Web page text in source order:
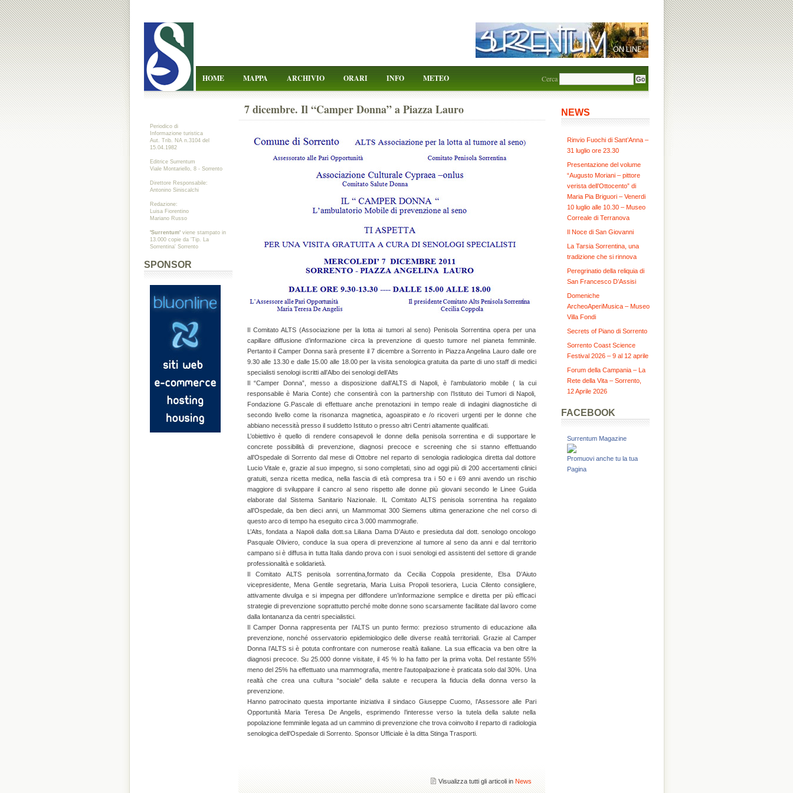
HOME MAPPA ARCHIVIO ORARI INFO METEO Cerca
Periodico di
Informazione turistica
Aut. Trib. NA n.3104 del
15.04.1982
Editrice Surrentum
Viale Montariello, 8 - Sorrento
Direttore Responsabile:
Antonino Siniscalchi
Redazione:
Luisa Fiorentino
Mariano Russo
'Surrentum'viene stampato in
13.000 copie da 'Tip. La
Sorrentina' Sorrento
SPONSOR
7 dicembre. Il “Camper Donna” a Piazza Lauro
Il Comitato ALTS (Associazione per la lotta ai tumori al seno) Penisola Sorrentina opera per una
capillare diffusione d’informazione circa la prevenzione di questo tumore nel pianeta femminile.
Pertanto il Camper Donna sarà presente il 7 dicembre a Sorrento in Piazza Angelina Lauro dalle ore
9.30 alle 13.30 e dalle 15.00 alle 18.00 per la visita senologica gratuita da parte di uno staff di medici
specialisti senologi iscritti all’Albo dei senologi dell’Alts
Il “Camper Donna”, messo a disposizione dall’ALTS di Napoli, è l’ambulatorio mobile ( la cui
responsabile è Maria Conte) che consentirà con la partnership con l’Istituto dei Tumori di Napoli,
Fondazione G.Pascale di effettuare anche prenotazioni in tempo reale di indagini diagnostiche di
secondo livello come la risonanza magnetica, agoaspirato e /o ricoveri urgenti per le donne che
abbiano necessità presso il suddetto Istituto o presso altri Centri altamente qualificati.
L’obiettivo è quello di rendere consapevoli le donne della penisola sorrentina e di supportare le
concrete possibilità di prevenzione, diagnosi precoce e screening che si stanno effettuando
all’Ospedale di Sorrento dal mese di Ottobre nel reparto di senologia radiologica diretta dal dottore
Lucio Vitale e, grazie al suo impegno, si sono completati, sino ad oggi più di 200 accertamenti clinici
gratuiti, senza ricetta medica, nella fascia di età compresa tra i 50 e i 69 anni avendo un rischio
maggiore di sviluppare il cancro al seno rispetto alle donne più giovani secondo le Linee Guida
elaborate dal Sistema Sanitario Nazionale. IL Comitato ALTS penisola sorrentina ha regalato
all’Ospedale, da ben dieci anni, un Mammomat 300 Siemens ultima generazione che nel corso di
questo arco di tempo ha eseguito circa 3.000 mammografie.
L’Alts, fondata a Napoli dalla dott.sa Liliana Dama D’Aiuto e presieduta dal dott. senologo oncologo
Pasquale Oliviero, conduce la sua opera di prevenzione al tumore al seno da anni e dal territorio
campano si è diffusa in tutta Italia dando prova con i suoi senologi ed assistenti del settore di grande
professionalità e solidarietà.
Il Comitato ALTS penisola sorrentina,formato da Cecilia Coppola presidente, Elsa D’Aiuto
vicepresidente, Mena Gentile segretaria, Maria Luisa Propoli tesoriera, Lucia Cilento consigliere,
attivamente divulga e si impegna per diffondere un’informazione semplice e diretta per più efficaci
strategie di prevenzione soprattutto perché molte donne sono scarsamente facilitate dal lavoro come
dalla lontananza da centri specialistici.
Il Camper Donna rappresenta per l’ALTS un punto fermo: prezioso strumento di educazione alla
prevenzione, nonché osservatorio epidemiologico delle diverse realtà territoriali. Grazie al Camper
Donna l’ALTS si è potuta confrontare con numerose realtà italiane. La sua efficacia va ben oltre la
diagnosi precoce. Su 25.000 donne visitate, il 45 % lo ha fatto per la prima volta. Del restante 55%
meno del 25% ha effettuato una mammografia, mentre l’autopalpazione è praticata solo dal 30%. Una
realtà che crea una cultura “sociale” della salute e recupera la fiducia della donna verso la
prevenzione.
Hanno patrocinato questa importante iniziativa il sindaco Giuseppe Cuomo, l’Assessore alle Pari
Opportunità Maria Teresa De Angelis, esprimendo l’interesse verso la tutela della salute nella
popolazione femminile legata ad un cammino di prevenzione che trova coinvolto il reparto di radiologia
senologica dell’Ospedale di Sorrento. Sponsor Ufficiale è la ditta Stinga Trasporti.
Visualizza tutti gli articoli inNews
NEWS
Rinvio Fuochi di Sant’Anna –
31 luglio ore 23.30
Presentazione del volume
“Augusto Moriani – pittore
verista dell’Ottocento” di
Maria Pia Briguori – Venerdi
10 luglio alle 10.30 – Museo
Correale di Terranova
Il Noce di San Giovanni
La Tarsia Sorrentina, una
tradizione che si rinnova
Peregrinatio della reliquia di
San Francesco D’Assisi
Domeniche
ArcheoAperiMusica – Museo
Villa Fondi
Secrets of Piano di Sorrento
Sorrento Coast Science
Festival 2026 – 9 al 12 aprile
Forum della Campania – La
Rete della Vita – Sorrento,
12 Aprile 2026
FACEBOOK
Surrentum Magazine
Promuovi anche tu la tua
Pagina